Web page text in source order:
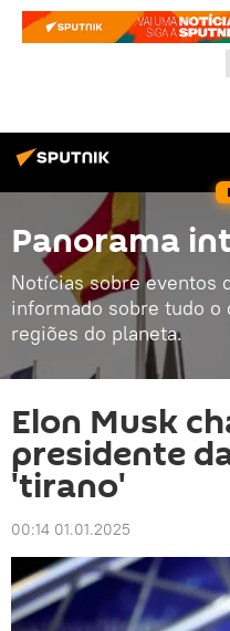
Panorama
Notícias sobre eventos
informado sobre tudo o
regiões do planeta.
Elon Musk
presidente
'tirano'
00:14 01.01.2025